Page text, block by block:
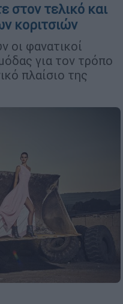
στον τελικό και
κοριτσιών
οι φανατικοί
για τον τρόπο
πλαίσιο της